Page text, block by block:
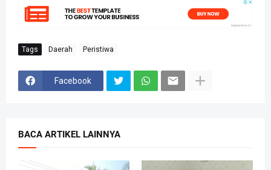
Tags Daerah Peristiwa
Facebook
BACA ARTIKEL LAINNYA